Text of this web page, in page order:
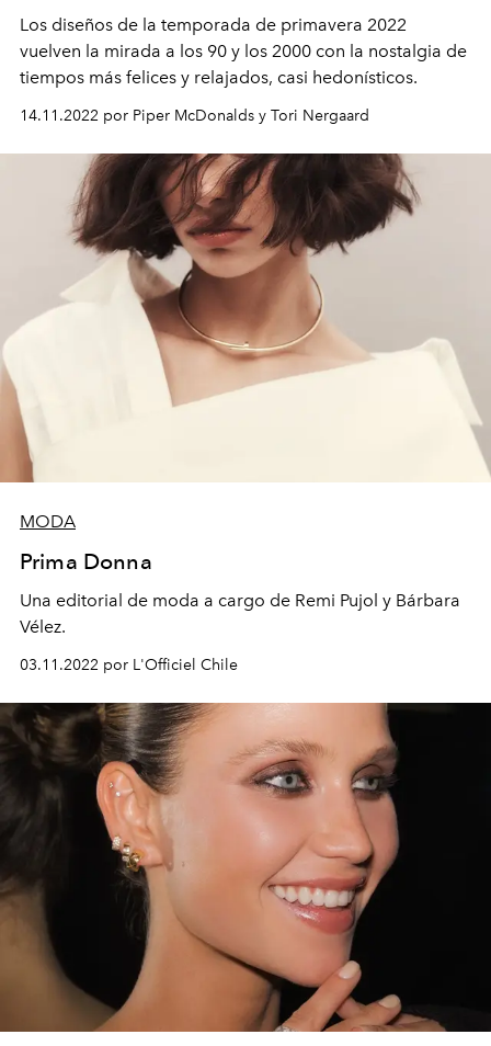
Los diseños de la temporada de primavera 2022
vuelven la mirada a los 90 y los 2000 con la nostalgia de
tiempos más felices y relajados, casi hedonísticos.
14.11.2022 por Piper McDonalds y Tori Nergaard
MODA
Prima Donna
Una editorial de moda a cargo de Remi Pujol y Bárbara
Vélez.
03.11.2022 por L'Officiel Chile